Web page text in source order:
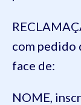
com pedido
face de:
NOME,